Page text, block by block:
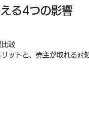
る4つの影響
比較
ットと、売主が取れる対